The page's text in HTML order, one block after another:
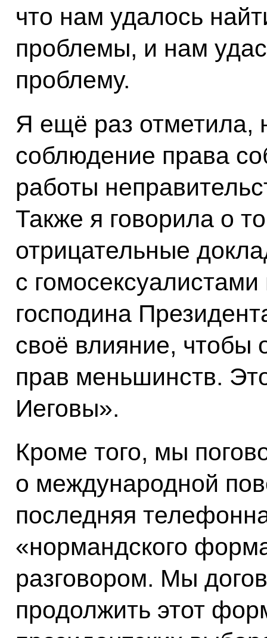
что нам удалось
проблемы, и нам
проблему.
Я ещё раз отметила,
соблюдение права
работы
Также я говорила о
отрицательные
с
господина
своё влияние, чтобы
прав меньшинств.
Иеговы».
Кроме того, мы
о международной
последняя
«нормандского
разговором. Мы
продолжить этот